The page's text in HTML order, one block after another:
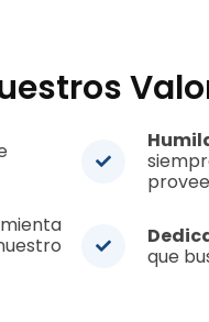
que